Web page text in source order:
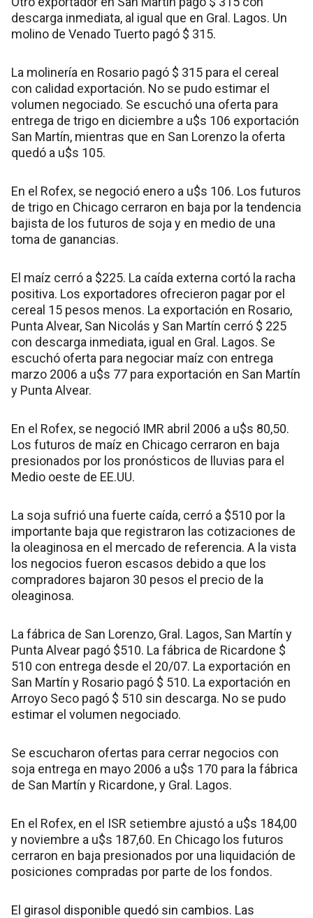
descarga inmediata, al igual que en Gral. Lagos. Un
molino de Venado Tuerto pagó $ 315.
La molinería en Rosario pagó $ 315 para el cereal
con calidad exportación. No se pudo estimar el
volumen negociado. Se escuchó una oferta para
entrega de trigo en diciembre a u$s 106 exportación
San Martín, mientras que en San Lorenzo la oferta
quedó a u$s 105.
En el Rofex, se negoció enero a u$s 106. Los futuros
de trigo en Chicago cerraron en baja por la tendencia
bajista de los futuros de soja y en medio de una
toma de ganancias.
El maíz cerró a $225. La caída externa cortó la racha
positiva. Los exportadores ofrecieron pagar por el
cereal 15 pesos menos. La exportación en Rosario,
Punta Alvear, San Nicolás y San Martín cerró $ 225
con descarga inmediata, igual en Gral. Lagos. Se
escuchó oferta para negociar maíz con entrega
marzo 2006 a u$s 77 para exportación en San Martín
y Punta Alvear.
En el Rofex, se negoció IMR abril 2006 a u$s 80,50.
Los futuros de maíz en Chicago cerraron en baja
presionados por los pronósticos de lluvias para el
Medio oeste de EE.UU.
La soja sufrió una fuerte caída, cerró a $510 por la
importante baja que registraron las cotizaciones de
la oleaginosa en el mercado de referencia. A la vista
los negocios fueron escasos debido a que los
compradores bajaron 30 pesos el precio de la
oleaginosa.
La fábrica de San Lorenzo, Gral. Lagos, San Martín y
Punta Alvear pagó $510. La fábrica de Ricardone $
510 con entrega desde el 20/07. La exportación en
San Martín y Rosario pagó $ 510. La exportación en
Arroyo Seco pagó $ 510 sin descarga. No se pudo
estimar el volumen negociado.
Se escucharon ofertas para cerrar negocios con
soja entrega en mayo 2006 a u$s 170 para la fábrica
de San Martín y Ricardone, y Gral. Lagos.
En el Rofex, en el ISR setiembre ajustó a u$s 184,00
y noviembre a u$s 187,60. En Chicago los futuros
cerraron en baja presionados por una liquidación de
posiciones compradas por parte de los fondos.
El girasol disponible quedó sin cambios. Las